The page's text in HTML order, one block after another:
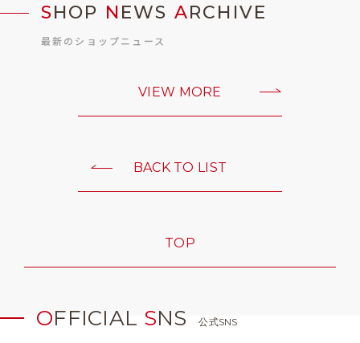
SHOP NEWS ARCHIVE
最新のショップニュース
VIEW MORE
BACK TO LIST
TOP
OFFICIAL SNS 公式SNS